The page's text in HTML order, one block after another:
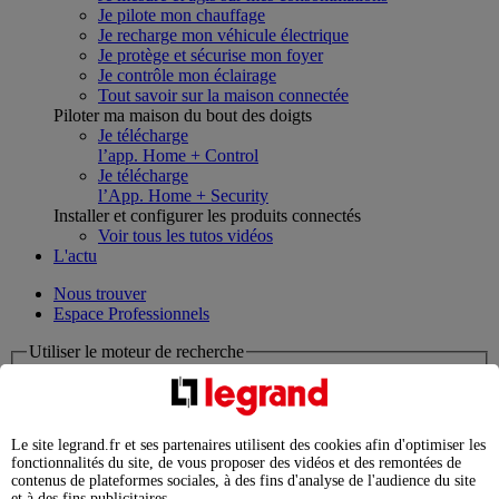
Je pilote mon chauffage
Je recharge mon véhicule électrique
Je protège et sécurise mon foyer
Je contrôle mon éclairage
Tout savoir sur la maison connectée
Piloter ma maison du bout des doigts
Je télécharge
l’app. Home + Control
Je télécharge
l’App. Home + Security
Installer et configurer les produits connectés
Voir tous les tutos vidéos
L'actu
Nous trouver
Espace Professionnels
Utiliser le moteur de recherche
Que cherchez-vous ?
Nous n'avons pas pu charger les résultats de votre recherche
Produits professionnels
Le site legrand.fr et ses partenaires utilisent des cookies afin d'optimiser les
fonctionnalités du site, de vous proposer des vidéos et des remontées de
contenus de plateformes sociales, à des fins d'analyse de l'audience du site